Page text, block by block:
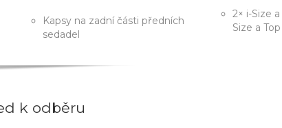
Kapsy na zadní části předních
sedadel
2× i-Size
Size a
k odběru